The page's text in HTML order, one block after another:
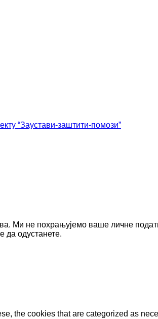
“Заустави-заштити-помози”
Ми не похрањујемо ваше личне
да одустанете.
the cookies that are categorized as